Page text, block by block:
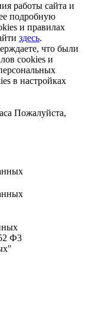
работы сайта и
подробную
и правилах
здесь.
что были
cookies и
в настройках
Пожалуйста,
Ф3